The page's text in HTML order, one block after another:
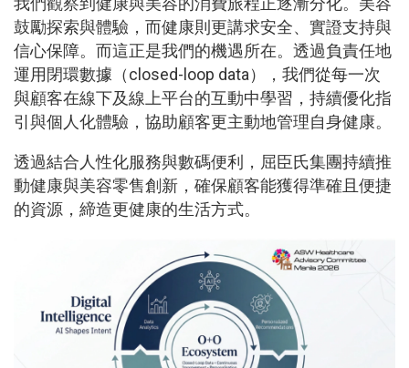
鼓勵探索與體驗，而健康則更講求安全、實證支持與
信心保障。而這正是我們的機遇所在。透過負責任地
運用閉環數據（closed-loop data），我們從每一次
與顧客在線下及線上平台的互動中學習，持續優化指
引與個人化體驗，協助顧客更主動地管理自身健康。
透過結合人性化服務與數碼便利，屈臣氏集團持續推
動健康與美容零售創新，確保顧客能獲得準確且便捷
的資源，締造更健康的生活方式。